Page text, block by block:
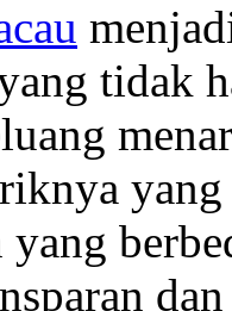
tidak
yang